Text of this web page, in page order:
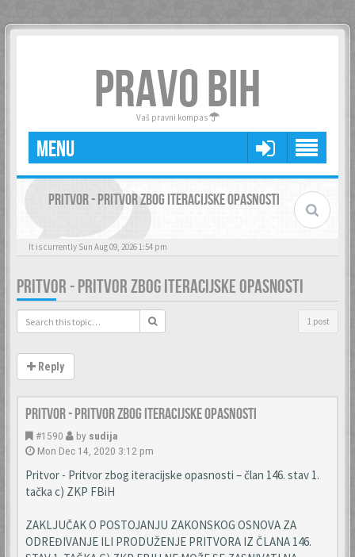
PRAVO BIH
Vaš pravni kompas
MENU
PRITVOR - PRITVOR ZBOG ITERACIJSKE OPASNOSTI
It is currently Sun Aug 09, 2026 1:54 pm
PRITVOR - PRITVOR ZBOG ITERACIJSKE OPASNOSTI
1 post
Reply
Pritvor - Pritvor zbog iteracijske opasnosti
#1590 by sudija
Mon Dec 14, 2020 3:12 pm
Pritvor - Pritvor zbog iteracijske opasnosti – član 146. stav 1.
tačka c) ZKP FBiH
ZAKLJUČAK O POSTOJANJU ZAKONSKOG OSNOVA ZA
ODREĐIVANJE ILI PRODUŽENJE PRITVORA IZ ČLANA 146.